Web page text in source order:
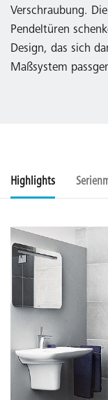
Verschraubung.
Pendeltüren
Design, das sich
Maßsystem
Highlights